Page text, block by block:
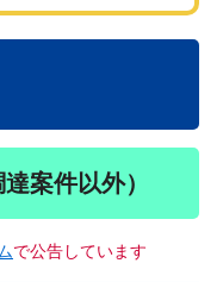
案件以外）
で公告しています